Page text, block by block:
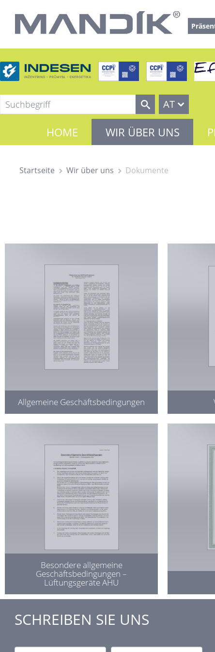
AT
HOME WIR ÜBER UNS
Startseite Wir über uns Dokumente
Allgemeine Geschäftsbedingungen
Besondere allgemeine
Geschäftsbedingungen –
Lüftungsgeräte AHU
SCHREIBEN SIE UNS